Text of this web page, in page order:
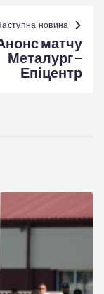
новина
матчу
Металург –
Епіцентр